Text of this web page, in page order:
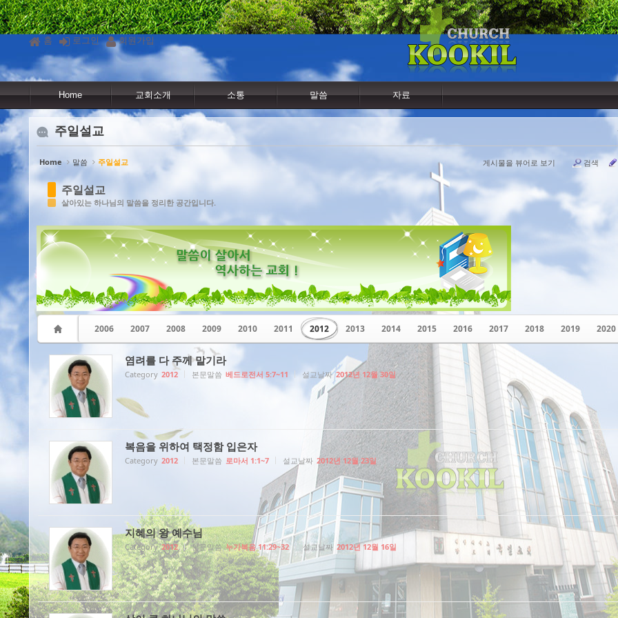
홈 로그인 회원가입
Home 교회소개 소통 말씀 자료
주일설교
Home 말씀 주일설교 게시물을 뷰어로 보기 검색
주일설교
살아있는 하나님의 말씀을 정리한 공간입니다.
2006 2007 2008 2009 2010 2011 2012 2013 2014 2015 2016 2017 2018 2019
2020
염려를 다 주께 맡기라
Category 2012 본문말씀 베드로전서 5:7~11 설교날짜 2012년 12월 30일
복음을 위하여 택정함 입은자
Category 2012 본문말씀 로마서 1:1~7 설교날짜 2012년 12월 23일
지혜의 왕 예수님
Category 2012 본문말씀 누가복음 11:29~32 설교날짜 2012년 12월 16일